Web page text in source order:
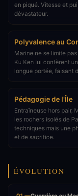
en piqué. Vitesse et
dévastateur.
Polyvalence au
Marine ne se limite
Ku Ken lui confèrent
longue portée, faisant
Pédagogie de l'Île
Entraîneuse hors pair,
les rochers isolés de
techniques mais une
et de sacrifice.
ÉVOLUTION